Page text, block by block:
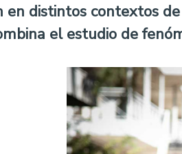
en distintos contextos
el estudio de